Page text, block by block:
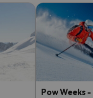
Pow Weeks